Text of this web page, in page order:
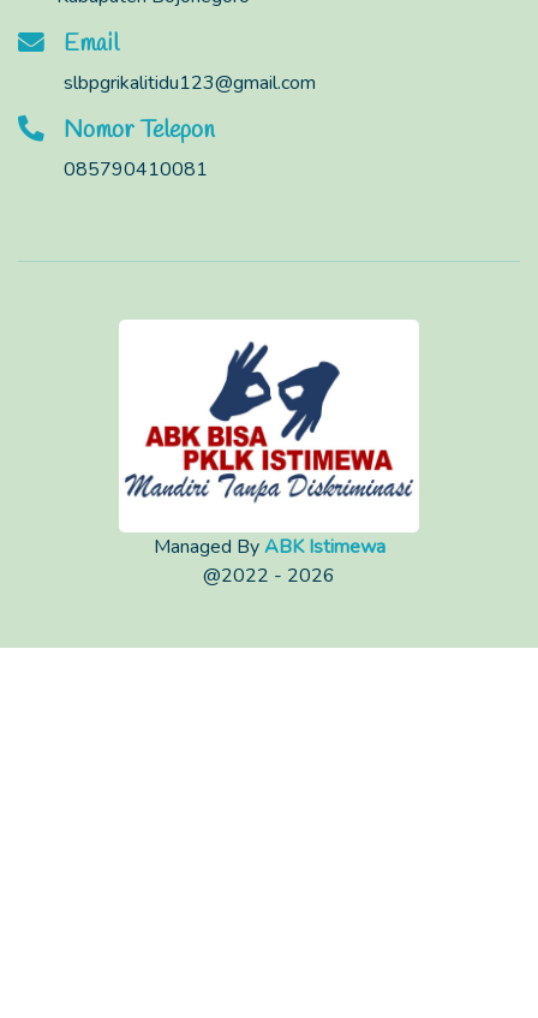
Email
slbpgrikalitidu123@gmail.com
Nomor Telepon
085790410081
Managed ByABK Istimewa
@2022 - 2026